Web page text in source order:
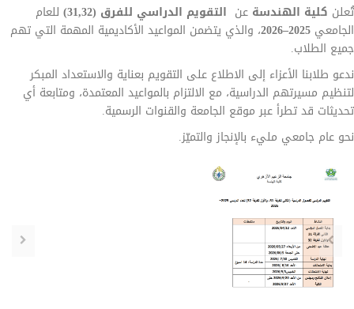
تُعلن كلية الهندسة عن التقويم الدراسي للفرق (31,32)
للعام
الجامعي 2025–2026
، والذي يتضمن المواعيد الأكاديمية المهمة التي تهم
جميع الطلاب.
ندعو طلابنا الأعزاء إلى الاطلاع على التقويم بعناية والاستعداد المبكر
لتنظيم مسيرتهم الدراسية، مع الالتزام بالمواعيد المعتمدة، ومتابعة أي
تحديثات قد تطرأ عبر موقع الجامعة والقنوات الرسمية.
نحو عام جامعي مليء بالإنجاز والتميّز.